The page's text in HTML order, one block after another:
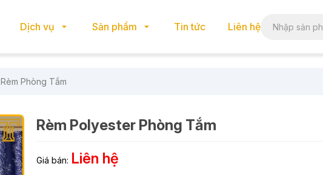
Dịch vụ Sản phẩm Tin tức Liên hệ
Rèm Phòng Tắm
Rèm Polyester Phòng Tắm
Giá bán: Liên hệ